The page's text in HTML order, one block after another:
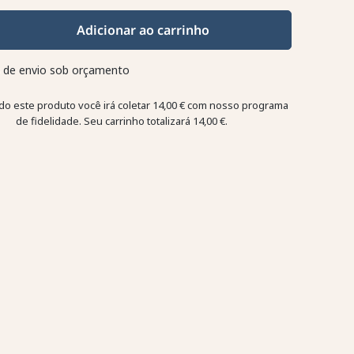
Adicionar ao carrinho
de envio sob orçamento
este produto você irá coletar 14,00 €com nosso programa
de fidelidade. Seu carrinho totalizará 14,00 €.